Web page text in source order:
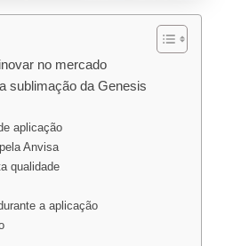
no mercado
sublimação da Genesis
aplicação
Anvisa
qualidade
a aplicação